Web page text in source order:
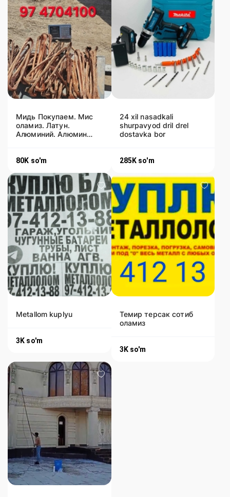
Мидь Покупаем. Мис
оламиз. Латун.
Алюминий. Алюмин
80K so'm
24 xil nasadkali
shurpavyod dril drel
dostavka bor
285K so'm
Metallom kuplyu
3K so'm
Темир терсак сотиб
оламиз
3K so'm